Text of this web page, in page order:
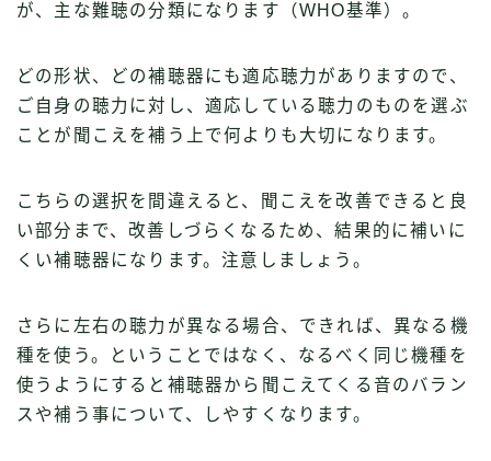
が、主な難聴の分類になります（WHO基準）。
どの形状、どの補聴器にも適応聴力がありますので、
ご自身の聴力に対し、適応している聴力のものを選ぶ
ことが聞こえを補う上で何よりも大切になります。
こちらの選択を間違えると、聞こえを改善できると良
い部分まで、改善しづらくなるため、結果的に補いに
くい補聴器になります。注意しましょう。
さらに左右の聴力が異なる場合、できれば、異なる機
種を使う。ということではなく、なるべく同じ機種を
使うようにすると補聴器から聞こえてくる音のバラン
スや補う事について、しやすくなります。